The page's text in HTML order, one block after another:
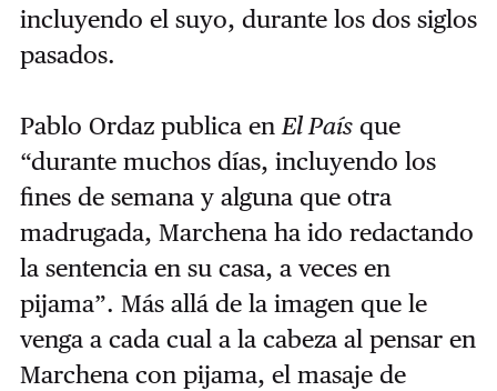
incluyendo el suyo, durante los dos siglos
pasados.
Pablo Ordaz publica enEl Paísque
“durante muchos días, incluyendo los
fines de semana y alguna que otra
madrugada, Marchena ha ido redactando
la sentencia en su casa, a veces en
pijama”. Más allá de la imagen que le
venga a cada cual a la cabeza al pensar en
Marchena con pijama, el masaje de